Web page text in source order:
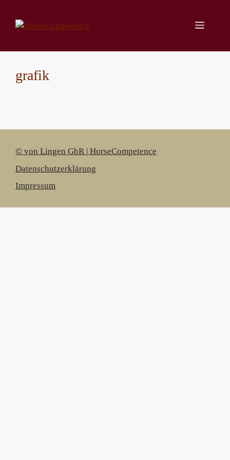
Inhalt
springen
Menü
grafik
© von Lingen GbR | HorseCompetence
Datenschutzerklärung
Impressum